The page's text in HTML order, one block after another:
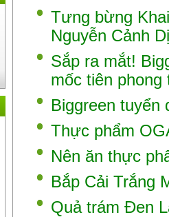
Tưng bừng
Nguyễn Cảnh Dị
Sắp ra mắt!
mốc tiên phong
Biggreen tuyển
Thực phẩm
Nên ăn thực
Bắp Cải Trắng
Quả trám Đen